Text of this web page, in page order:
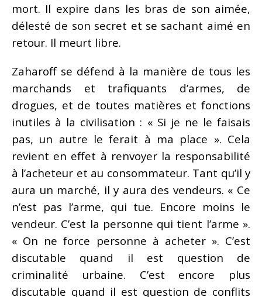
mort. Il expire dans les bras de son aimée,
délesté de son secret et se sachant aimé en
retour. Il meurt libre.
Zaharoff se défend à la manière de tous les
marchands et trafiquants d’armes, de
drogues, et de toutes matières et fonctions
inutiles à la civilisation : « Si je ne le faisais
pas, un autre le ferait à ma place ». Cela
revient en effet à renvoyer la responsabilité
à l’acheteur et au consommateur. Tant qu’il y
aura un marché, il y aura des vendeurs. « Ce
n’est pas l’arme, qui tue. Encore moins le
vendeur. C’est la personne qui tient l’arme ».
« On ne force personne à acheter ». C’est
discutable quand il est question de
criminalité urbaine. C’est encore plus
discutable quand il est question de conflits